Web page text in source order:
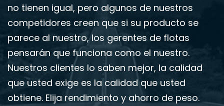
no tienen igual, pero algunos de nuestros
competidores creen que si su producto se
parece al nuestro, los gerentes de flotas
pensarán que funciona como el nuestro.
Nuestros clientes lo saben mejor, la calidad
que usted exige es la calidad que usted
obtiene. Elija rendimiento y ahorro de peso.